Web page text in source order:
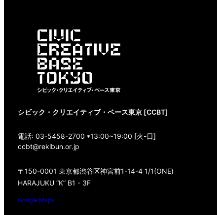
シビック・クリエイティブ・ベース東京 [CCBT]
電話: 03-5458-2700 *13:00~19:00 [火-日]
ccbt@rekibun.or.jp
〒150-0001 東京都渋谷区神宮前1-14-4 1/1(ONE)
HARAJUKU “K” B1・3F
Google Maps